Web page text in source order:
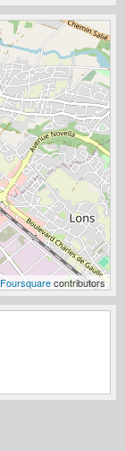
Foursquarecontributors